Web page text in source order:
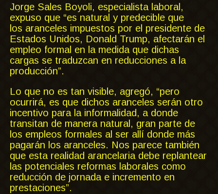
Jorge Sales Boyoli, especialista laboral,
expuso que “es natural y predecible que
los aranceles impuestos por el presidente de
Estados Unidos, Donald Trump, afectarán el
empleo formal en la medida que dichas
cargas se traduzcan en reducciones a la
producción”.
Lo que no es tan visible, agregó, “pero
ocurrirá, es que dichos aranceles serán otro
incentivo para la informalidad, a donde
transitan de manera natural, gran parte de
los empleos formales al ser allí donde más
pagarán los aranceles. Nos parece también
que esta realidad arancelaria debe replantear
las potenciales reformas laborales como
reducción de jornada e incremento en
prestaciones”.